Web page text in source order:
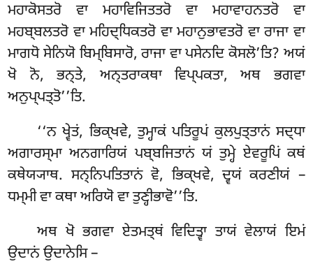
ਮਹਾਕੋਸਤਰੋ ਵਾ ਮਹਾਵਿਜਿਤਤਰੋ ਵਾ ਮਹਾਵਾਹਨਤਰੋ ਵਾ
ਮਹਬ੍ਬਲਤਰੋ ਵਾ ਮਹਿਦ੍ਧਿਕਤਰੋ ਵਾ ਮਹਾਨੁਭਾਵਤਰੋ ਵਾ ਰਾਜਾ ਵਾ
ਮਾਗਧੋ ਸੇਨਿਯੋ ਬਿਮ੍ਬਿਸਾਰੋ, ਰਾਜਾ ਵਾ ਪਸੇਨਦਿ ਕੋਸਲੋ’ਤਿ? ਅਯਂ
ਖੋ ਨੋ, ਭਨ੍ਤੇ, ਅਨ੍ਤਰਾਕਥਾ ਵਿਪ੍ਪਕਤਾ, ਅਥ ਭਗਵਾ
ਅਨੁਪ੍ਪਤ੍ਤੋ’’ਤਿ.
‘‘ਨਖ੍ਵੇਤਂ, ਭਿਕ੍ਖਵੇ, ਤੁਮ੍ਹਾਕਂ ਪਤਿਰੂਪਂ ਕੁਲਪੁਤ੍ਤਾਨਂ ਸਦ੍ਧਾ
ਅਗਾਰਸ੍ਮਾ ਅਨਗਾਰਿਯਂ ਪਬ੍ਬਜਿਤਾਨਂ ਯਂ ਤੁਮ੍ਹੇ ਏਵਰੂਪਿਂ ਕਥਂ
ਕਥੇਯ੍ਯਾਥ. ਸਨ੍ਨਿਪਤਿਤਾਨਂ ਵੋ, ਭਿਕ੍ਖਵੇ, ਦ੍ਵਯਂ ਕਰਣੀਯਂ –
ਧਮ੍ਮੀ ਵਾ ਕਥਾ ਅਰਿਯੋ ਵਾ ਤੁਣ੍ਹੀਭਾਵੋ’’ਤਿ.
ਅਥ ਖੋ ਭਗਵਾ ਏਤਮਤ੍ਥਂ ਵਿਦਿਤ੍ਵਾ ਤਾਯਂ ਵੇਲਾਯਂ ਇਮਂ
ਉਦਾਨਂ ਉਦਾਨੇਸਿ –